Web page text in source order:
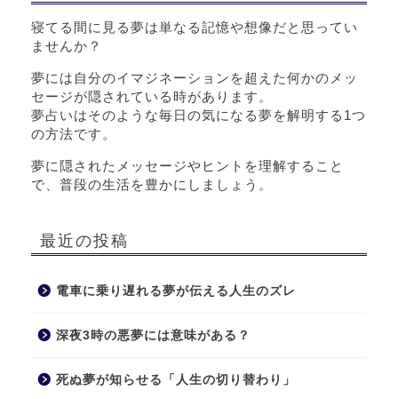
寝てる間に見る夢は単なる記憶や想像だと思ってい
ませんか？
夢には自分のイマジネーションを超えた何かのメッ
セージが隠されている時があります。
夢占いはそのような毎日の気になる夢を解明する1つ
の方法です。
夢に隠されたメッセージやヒントを理解すること
で、普段の生活を豊かにしましょう。
最近の投稿
電車に乗り遅れる夢が伝える人生のズレ
深夜3時の悪夢には意味がある？
死ぬ夢が知らせる「人生の切り替わり」